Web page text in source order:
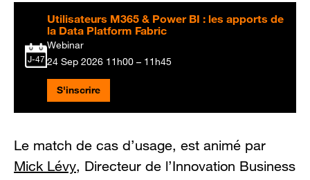
J-47
Utilisateurs M365 & Power BI : les apports de
la Data Platform Fabric
Webinar
24 Sep 2026 11h00 – 11h45
S'inscrire
Le match de cas d’usage, est animé par
Mick Lévy, Directeur de l’Innovation Business